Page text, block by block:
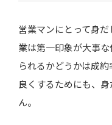
女性のスーツの選
ネクタイの選び方
営業マンにとって身
業は第一印象が大事
られるかどうかは成
良くするためにも、
ん。